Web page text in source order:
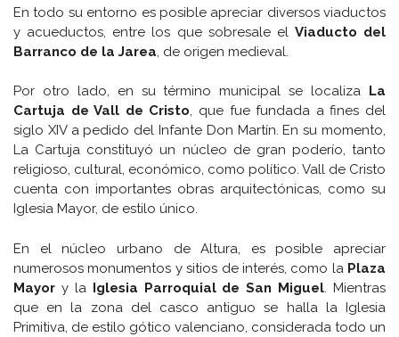
En todo su entorno es posible apreciar diversos viaductos
y acueductos, entre los que sobresale el Viaducto del
Barranco de la Jarea , de origen medieval.
Por otro lado, en su término municipal se localiza La
Cartuja de Vall de Cristo, que fue fundada a fines del
siglo XIV a pedido del Infante Don Martín. En su momento,
La Cartuja constituyó un núcleo de gran poderío, tanto
religioso, cultural, económico, como político. Vall de Cristo
cuenta con importantes obras arquitectónicas, como su
Iglesia Mayor, de estilo único.
En el núcleo urbano de Altura, es posible apreciar
numerosos monumentos y sitios de interés, como la Plaza
Mayor y la Iglesia Parroquial de San Miguel . Mientras
que en la zona del casco antiguo se halla la Iglesia
Primitiva, de estilo gótico valenciano, considerada todo un